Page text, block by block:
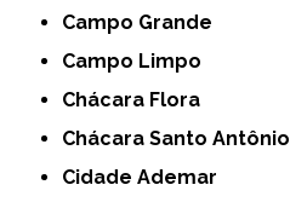
Campo Grande
Campo Limpo
Chácara Flora
Chácara Santo Antônio
Cidade Ademar